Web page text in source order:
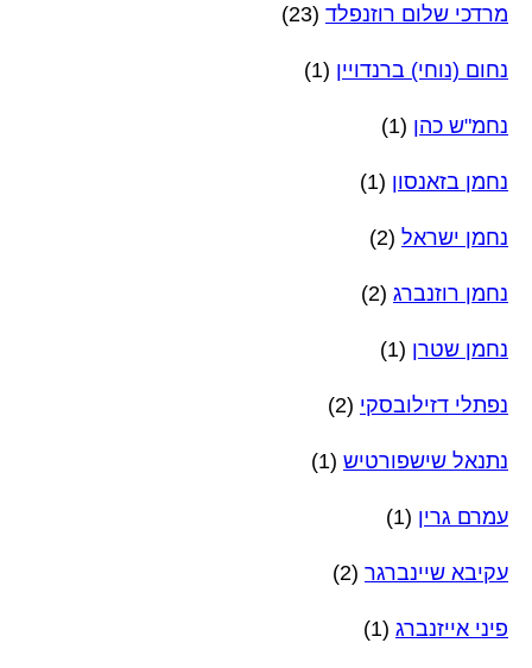
מרדכי שלום רוזנפלד (23)
נחום (נוחי) ברנדויין (1)
נחמ"ש כהן (1)
נחמן בזאנסון (1)
נחמן ישראל (2)
נחמן רוזנברג (2)
נחמן שטרן (1)
נפתלי דזילובסקי (2)
נתנאל שישפורטיש (1)
עמרם גרין (1)
עקיבא שיינברגר (2)
פיני אייזנברג (1)